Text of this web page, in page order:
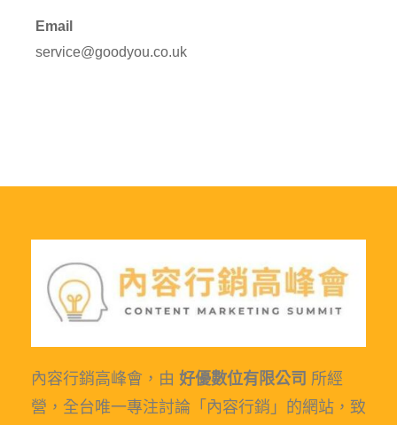
Email
service@goodyou.co.uk
內容行銷高峰會，由 好優數位有限公司 所經
營，全台唯一專注討論「內容行銷」的網站，致